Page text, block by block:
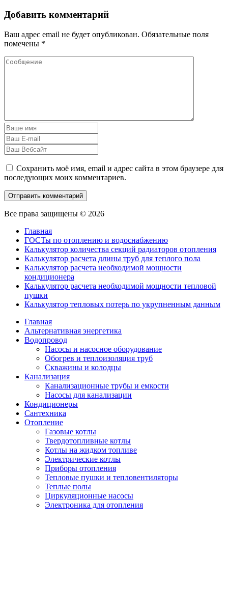
Добавить комментарий
Ваш адрес email не будет опубликован. Обязательные поля
помечены *
Сохранить моё имя, email и адрес сайта в этом браузере для
последующих моих комментариев.
Все права защищены © 2026
Главная
ГОСТы по отоплению и водоснабжению
Калькулятор количества секций радиаторов отопления
Калькулятор расчета длины труб для теплого пола
Калькулятор расчета необходимой мощности
кондиционера
Калькулятор расчета необходимой мощности тепловой
пушки
Калькулятор тепловых потерь по укрупненным данным
Главная
Альтернативная энергетика
Водопровод
Насосы и насосное оборудование
Обогрев и теплоизоляция труб
Скважины и колодцы
Канализация
Канализационные трубы и емкости
Насосы для канализации
Кондиционеры
Сантехника
Отопление
Газовые котлы
Твердотопливные котлы
Котлы на жидком топливе
Электрические котлы
Приборы отопления
Тепловые пушки и тепловентиляторы
Теплые полы
Циркуляционные насосы
Электроника для отопления